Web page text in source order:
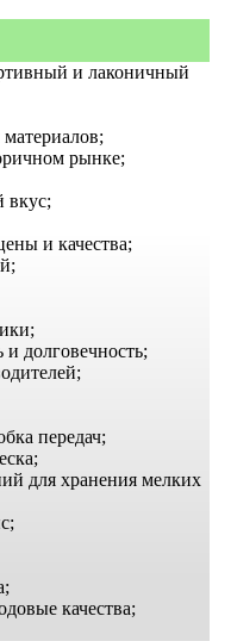
и лаконичный
рынке;
вкус;
и качества;
долговечность;
передач;
для хранения мелких
качества;